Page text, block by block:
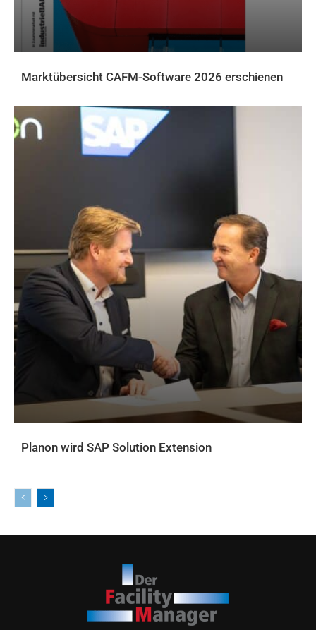
Marktübersicht CAFM-Software 2026 erschienen
Planon wird SAP Solution Extension